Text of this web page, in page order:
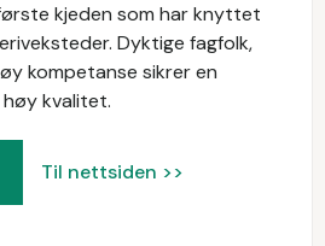
kjeden som har knyttet
Dyktige fagfolk,
kompetanse sikrer en
kvalitet.
Til nettsiden >>